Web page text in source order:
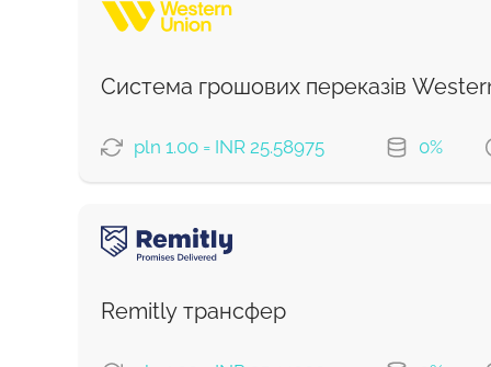
Система грошових переказів
pln 1.00 = INR 25.58975 0%
Debit/Credit Сard
Google Pay
Remitly трансфер